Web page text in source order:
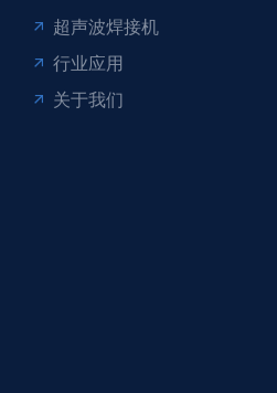
超声波焊接机
行业应用
关于我们